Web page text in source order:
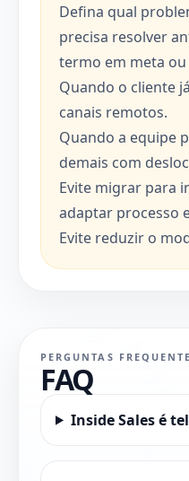
Defina qual
precisa resolver
termo em meta
Quando o cliente
canais remotos.
Quando a equipe
demais com
Evite migrar para
adaptar processo
Evite reduzir o
PERGUNTAS
FAQ
Inside Sales é